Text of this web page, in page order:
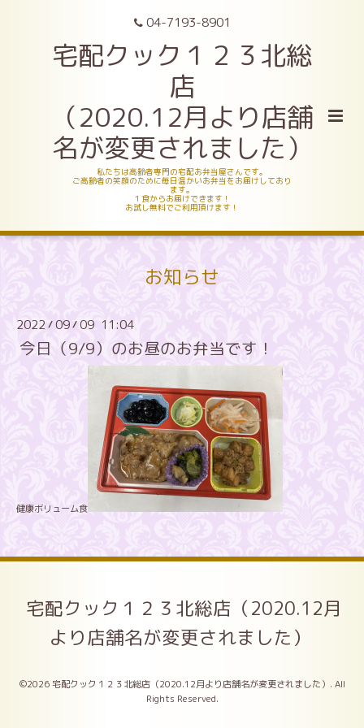
04-7193-8901
宅配クック１２３北総
店
（2020.12月より店舗
名が変更されました）
私たちは高齢者専門の宅配お弁当屋さんです。
ご高齢者の笑顔のために毎日温かいお弁当をお届けしており
ます。
１食からお届けできます！
お試し無料でご利用頂けます！
お知らせ
2022 /09/09 11:04
今日（9/9）のお昼のお弁当です！
健康ボリューム食
宅配クック１２３北総店（2020.12月
より店舗名が変更されました）
©2026宅配クック１２３北総店（2020.12月より店舗名が変更されました） . All
Rights Reserved.